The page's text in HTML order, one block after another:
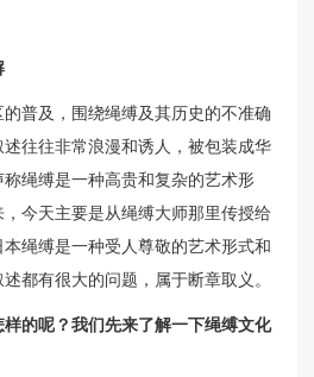
普及，围绕绳缚及其历史的不准确
往往非常浪漫和诱人，被包装成华
绳缚是一种高贵和复杂的艺术形
今天主要是从绳缚大师那里传授给
绳缚是一种受人尊敬的艺术形式和
都有很大的问题，属于断章取义。
的呢？我们先来了解一下绳缚文化